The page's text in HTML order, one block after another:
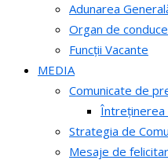
Adunarea
Organ de
Funcții Vacante
MEDIA
Comunicate de
Întreținerea
Strategia de
Mesaje de